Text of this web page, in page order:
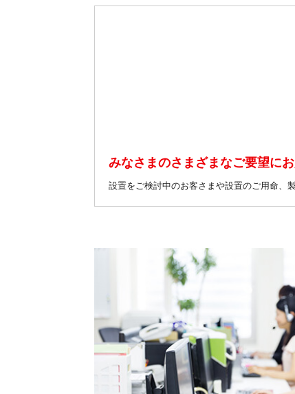
みなさまのさまざまなご要望にお
設置をご検討中のお客さまや設置のご用命、